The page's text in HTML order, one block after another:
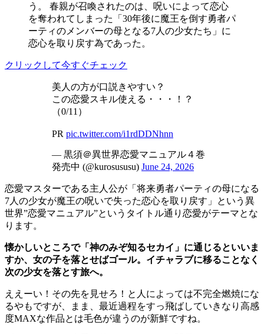
う。 春親が召喚されたのは、呪いによって恋心
を奪われてしまった「30年後に魔王を倒す勇者パ
ーティのメンバーの母となる7人の少女たち」に
恋心を取り戻す為であった。
クリックして今すぐチェック
美人の方が口説きやすい？
この恋愛スキル使える・・・！？
（0/11）
PR pic.twitter.com/i1rdDDNhnn
— 黒須＠異世界恋愛マニュアル４巻
発売中 (@kurosususu) June 24, 2026
恋愛マスターである主人公が「将来勇者パーティの母になる
7人の少女が魔王の呪いで失った恋心を取り戻す」という異
世界”恋愛マニュアル”というタイトル通り恋愛がテーマとな
ります。
懐かしいところで「神のみぞ知るセカイ」に通じるといいま
すか、女の子を落とせばゴール。イチャラブに移ることなく
次の少女を落とす旅へ。
ええーい！その先を見せろ！と人によっては不完全燃焼にな
るやもですが、まま、最近過程をすっ飛ばしていきなり高感
度MAXな作品とは毛色が違うのが新鮮ですね。